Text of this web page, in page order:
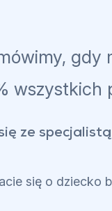
wszystkich
ze
się o dziecko